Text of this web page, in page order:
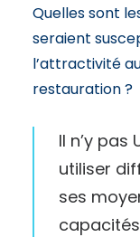
Quelles sont
seraient
l’attractivité
restauration ?
Il n’y pas
utiliser
ses